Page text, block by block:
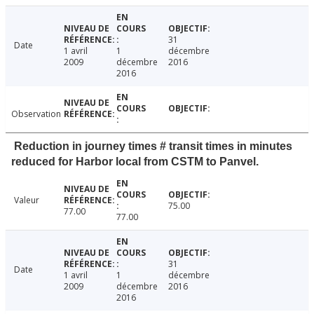
Date
1 avril
2009
1
décembre
2016
31
décembre
2016
Observation
Reduction in journey times # transit times in minutes
reduced for Harbor local from CSTM to Panvel.
Valeur
77.00
77.00
75.00
Date
1 avril
2009
1
décembre
2016
31
décembre
2016